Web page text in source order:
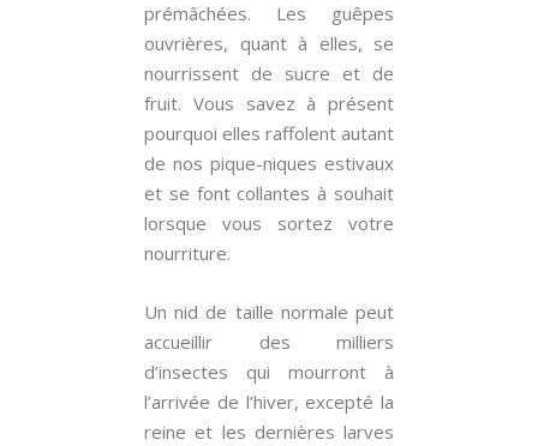
prémâchées. Les guêpes
ouvrières, quant à elles, se
nourrissent de sucre et de
fruit. Vous savez à présent
pourquoi elles raffolent autant
de nos pique-niques estivaux
et se font collantes à souhait
lorsque vous sortez votre
nourriture.
Un nid de taille normale peut
accueillir des milliers
d’insectes qui mourront à
l’arrivée de l’hiver, excepté la
reine et les dernières larves